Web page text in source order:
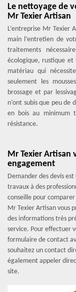
Le nettoyage de
Mr Texier Artisan
L’entreprise Mr Texier
main l’entretien de
traitements
écologique, rustique et
matériau qui
seulement les
brossage et par
n’ont subis que peu de
en bois au minimum
résistance.
Mr Texier Artisan
engagement
Demander des devis
travaux à des
conseille pour
Mr Texier Artisan vous
des informations très
service. Pour effectuer
formulaire de contact
souhaitez un contact
également appeler
site.